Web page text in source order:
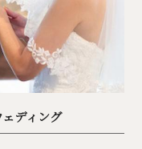
はありました。
ディング